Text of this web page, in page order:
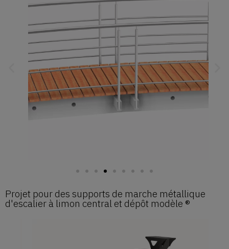
Projet pour des supports de marche métallique
d'escalier à limon central et dépôt modèle ®